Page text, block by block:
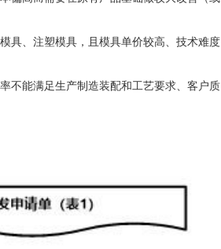
具、注塑模具，且模具单价较高、技术难度
不能满足生产制造装配和工艺要求、客户质